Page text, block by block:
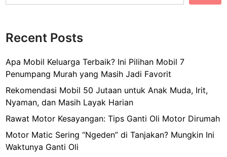
Recent Posts
Apa Mobil Keluarga Terbaik? Ini Pilihan Mobil 7
Penumpang Murah yang Masih Jadi Favorit
Rekomendasi Mobil 50 Jutaan untuk Anak Muda, Irit,
Nyaman, dan Masih Layak Harian
Rawat Motor Kesayangan: Tips Ganti Oli Motor Dirumah
Motor Matic Sering “Ngeden” di Tanjakan? Mungkin Ini
Waktunya Ganti Oli